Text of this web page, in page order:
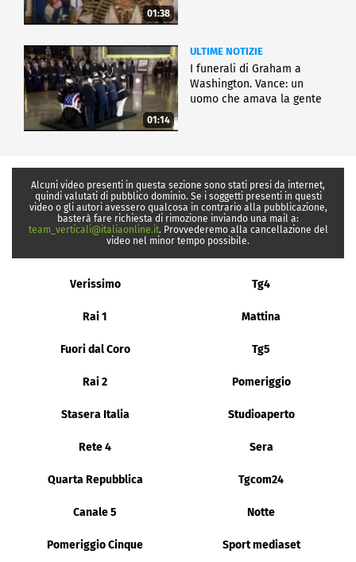
01:38
01:14
ULTIME NOTIZIE
I funerali di Graham a
Washington. Vance: un
uomo che amava la gente
Alcuni video presenti in questa sezione sono stati presi da internet,
quindi valutati di pubblico dominio. Se i soggetti presenti in questi
video o gli autori avessero qualcosa in contrario alla pubblicazione,
basterà fare richiesta di rimozione inviando una mail a:
team_verticali@italiaonline.it. Provvederemo alla cancellazione del
video nel minor tempo possibile.
Verissimo Tg4
Rai 1 Mattina
Fuori dal Coro Tg5
Rai 2 Pomeriggio
Stasera Italia Studioaperto
Rete 4 Sera
Quarta Repubblica Tgcom24
Canale 5 Notte
Pomeriggio Cinque Sport mediaset